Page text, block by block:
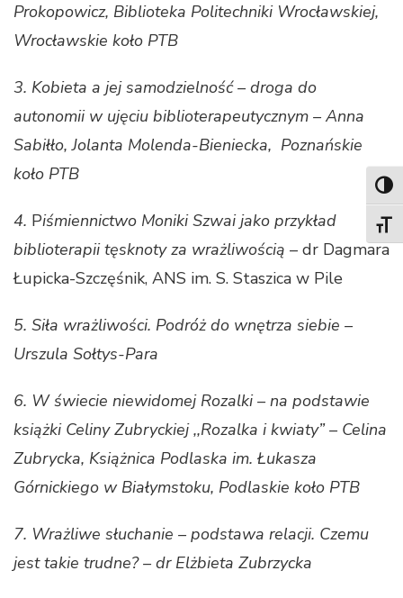
Prokopowicz, Biblioteka Politechniki Wrocławskiej,
Wrocławskie koło PTB
3. Kobieta a jej samodzielność – droga do
autonomii w ujęciu biblioterapeutycznym – Anna
Sabiłło, Jolanta Molenda-Bieniecka, Poznańskie
koło PTB
4. Piśmiennictwo Moniki Szwai jako przykład
biblioterapii tęsknoty za wrażliwością – dr Dagmara
Łupicka-Szczęśnik, ANS im. S. Staszica w Pile
5. Siła wrażliwości. Podróż do wnętrza siebie –
Urszula Sołtys-Para
6. W świecie niewidomej Rozalki – na podstawie
książki Celiny Zubryckiej ,,Rozalka i kwiaty” – Celina
Zubrycka, Książnica Podlaska im. Łukasza
Górnickiego w Białymstoku, Podlaskie koło PTB
7. Wrażliwe słuchanie – podstawa relacji. Czemu
jest takie trudne? – dr Elżbieta Zubrzycka